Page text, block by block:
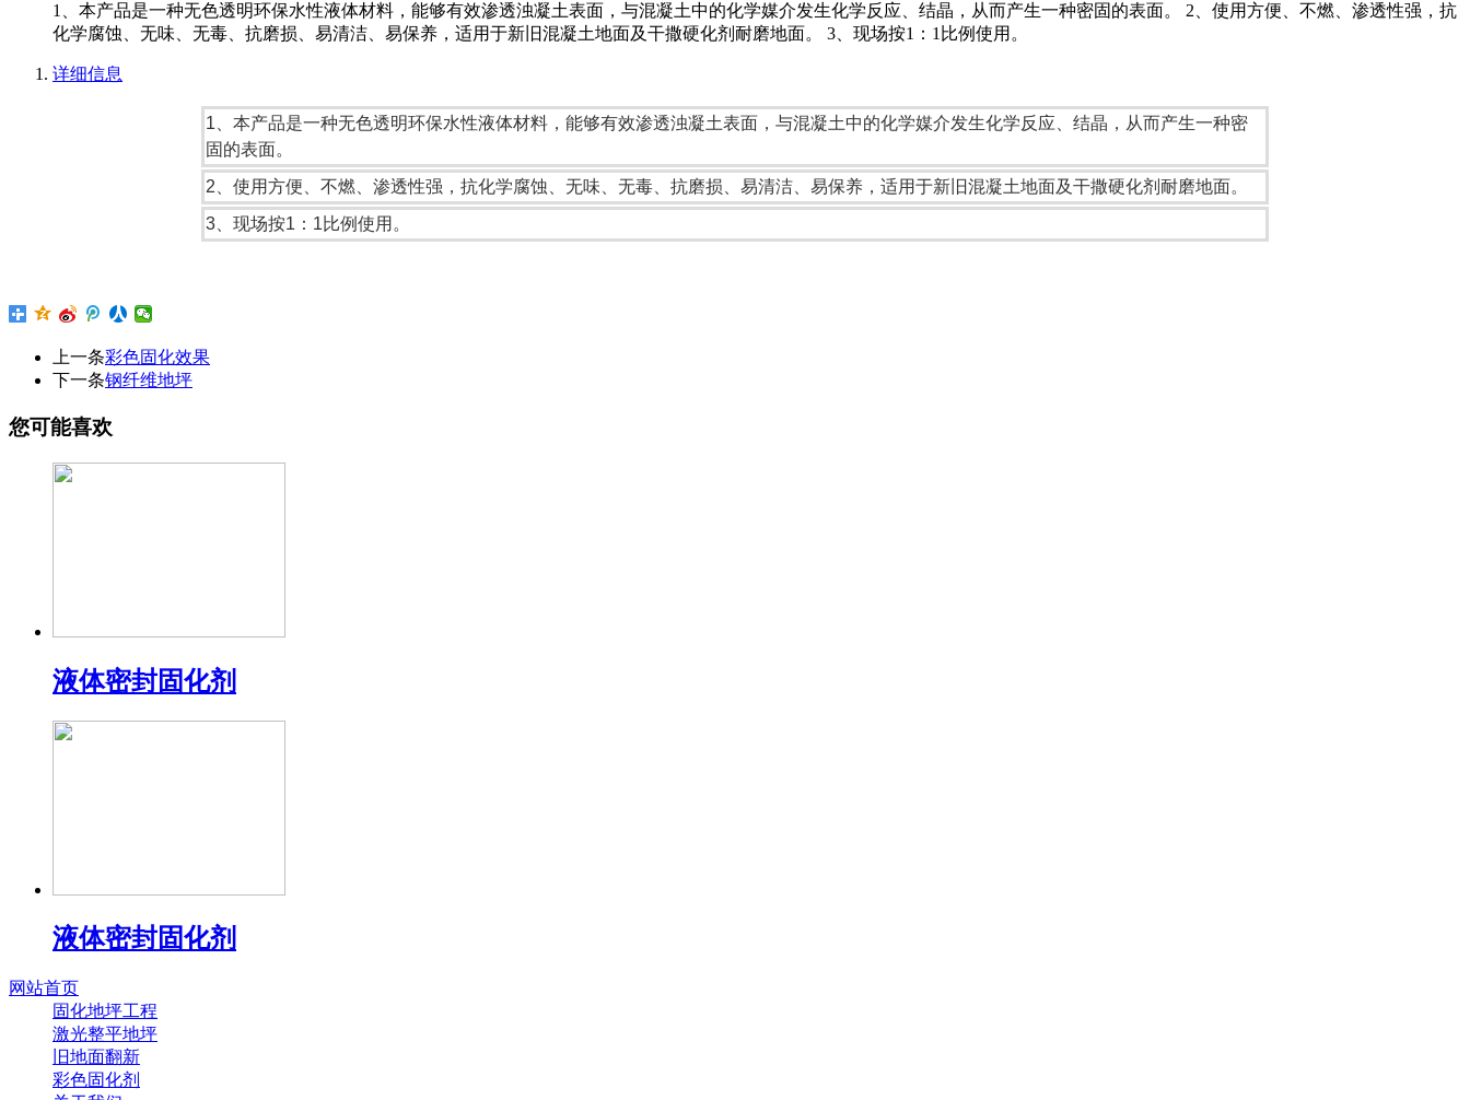
1、本产品是一种无色透明环保水性液体材料，能够有效渗透浊凝土表面，与混凝土中的化学媒介发生化学反应、结晶，从而产生一种密固的表面。 2、使用方便、不燃、渗透性强，抗
化学腐蚀、无味、无毒、抗磨损、易清洁、易保养，适用于新旧混凝土地面及干撒硬化剂耐磨地面。 3、现场按1：1比例使用。
详细信息
1、本产品是一种无色透明环保水性液体材料，能够有效渗透浊凝土表面，与混凝土中的化学媒介发生化学反应、结晶，从而产生一种密
固的表面。
2、使用方便、不燃、渗透性强，抗化学腐蚀、无味、无毒、抗磨损、易清洁、易保养，适用于新旧混凝土地面及干撒硬化剂耐磨地面。
3、现场按1：1比例使用。
上一条彩色固化效果
下一条钢纤维地坪
您可能喜欢
液体密封固化剂
液体密封固化剂
网站首页
固化地坪工程
激光整平地坪
旧地面翻新
彩色固化剂